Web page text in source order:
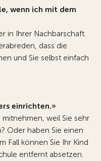
wenn ich mit dem
in Ihrer Nachbarschaft.
dass die
und Sie selbst einfach
einrichten.»
mitnehmen, weil Sie sehr
Oder haben Sie einen
Fall können Sie Ihr Kind
entfernt absetzen.